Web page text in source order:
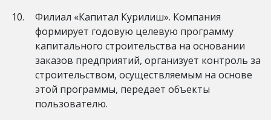
Филиал «Капитал Курилиш». Компания
формирует годовую целевую программу
капитального строительства на основании
заказов предприятий, организует контроль за
строительством, осуществляемым на основе
этой программы, передает объекты
пользователю.